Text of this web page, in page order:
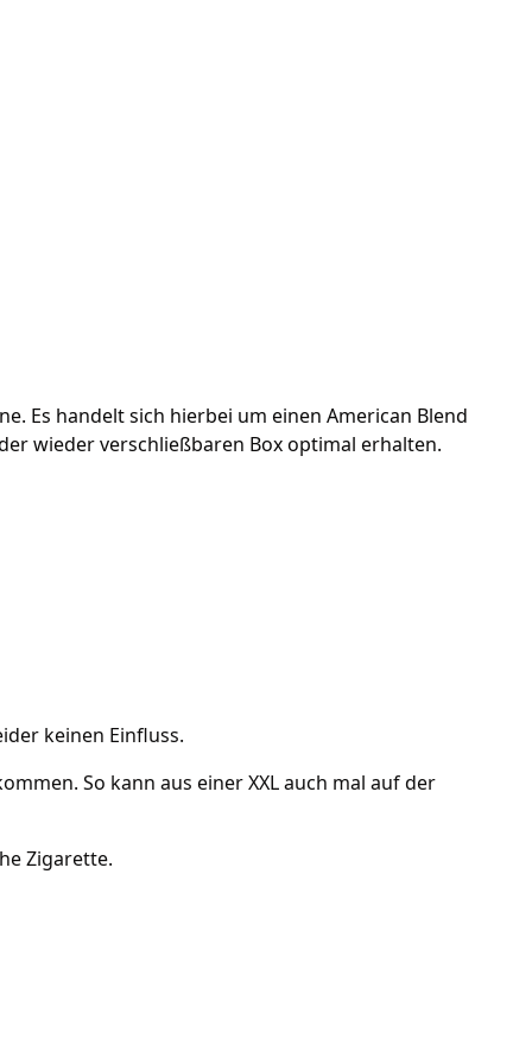
Es handelt sich hierbei um einen American Blend
wieder verschließbaren Box optimal erhalten.
keinen Einfluss.
So kann aus einer XXL auch mal auf der
Zigarette.